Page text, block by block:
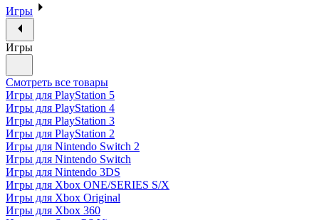
Игры
Игры
Смотреть все товары
Игры для PlayStation 5
Игры для PlayStation 4
Игры для PlayStation 3
Игры для PlayStation 2
Игры для Nintendo Switch 2
Игры для Nintendo Switch
Игры для Nintendo 3DS
Игры для Xbox ONE/SERIES S/X
Игры для Xbox Original
Игры для Xbox 360